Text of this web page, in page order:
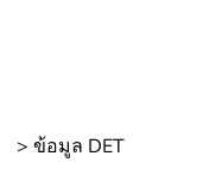
> ข้อมูล DET